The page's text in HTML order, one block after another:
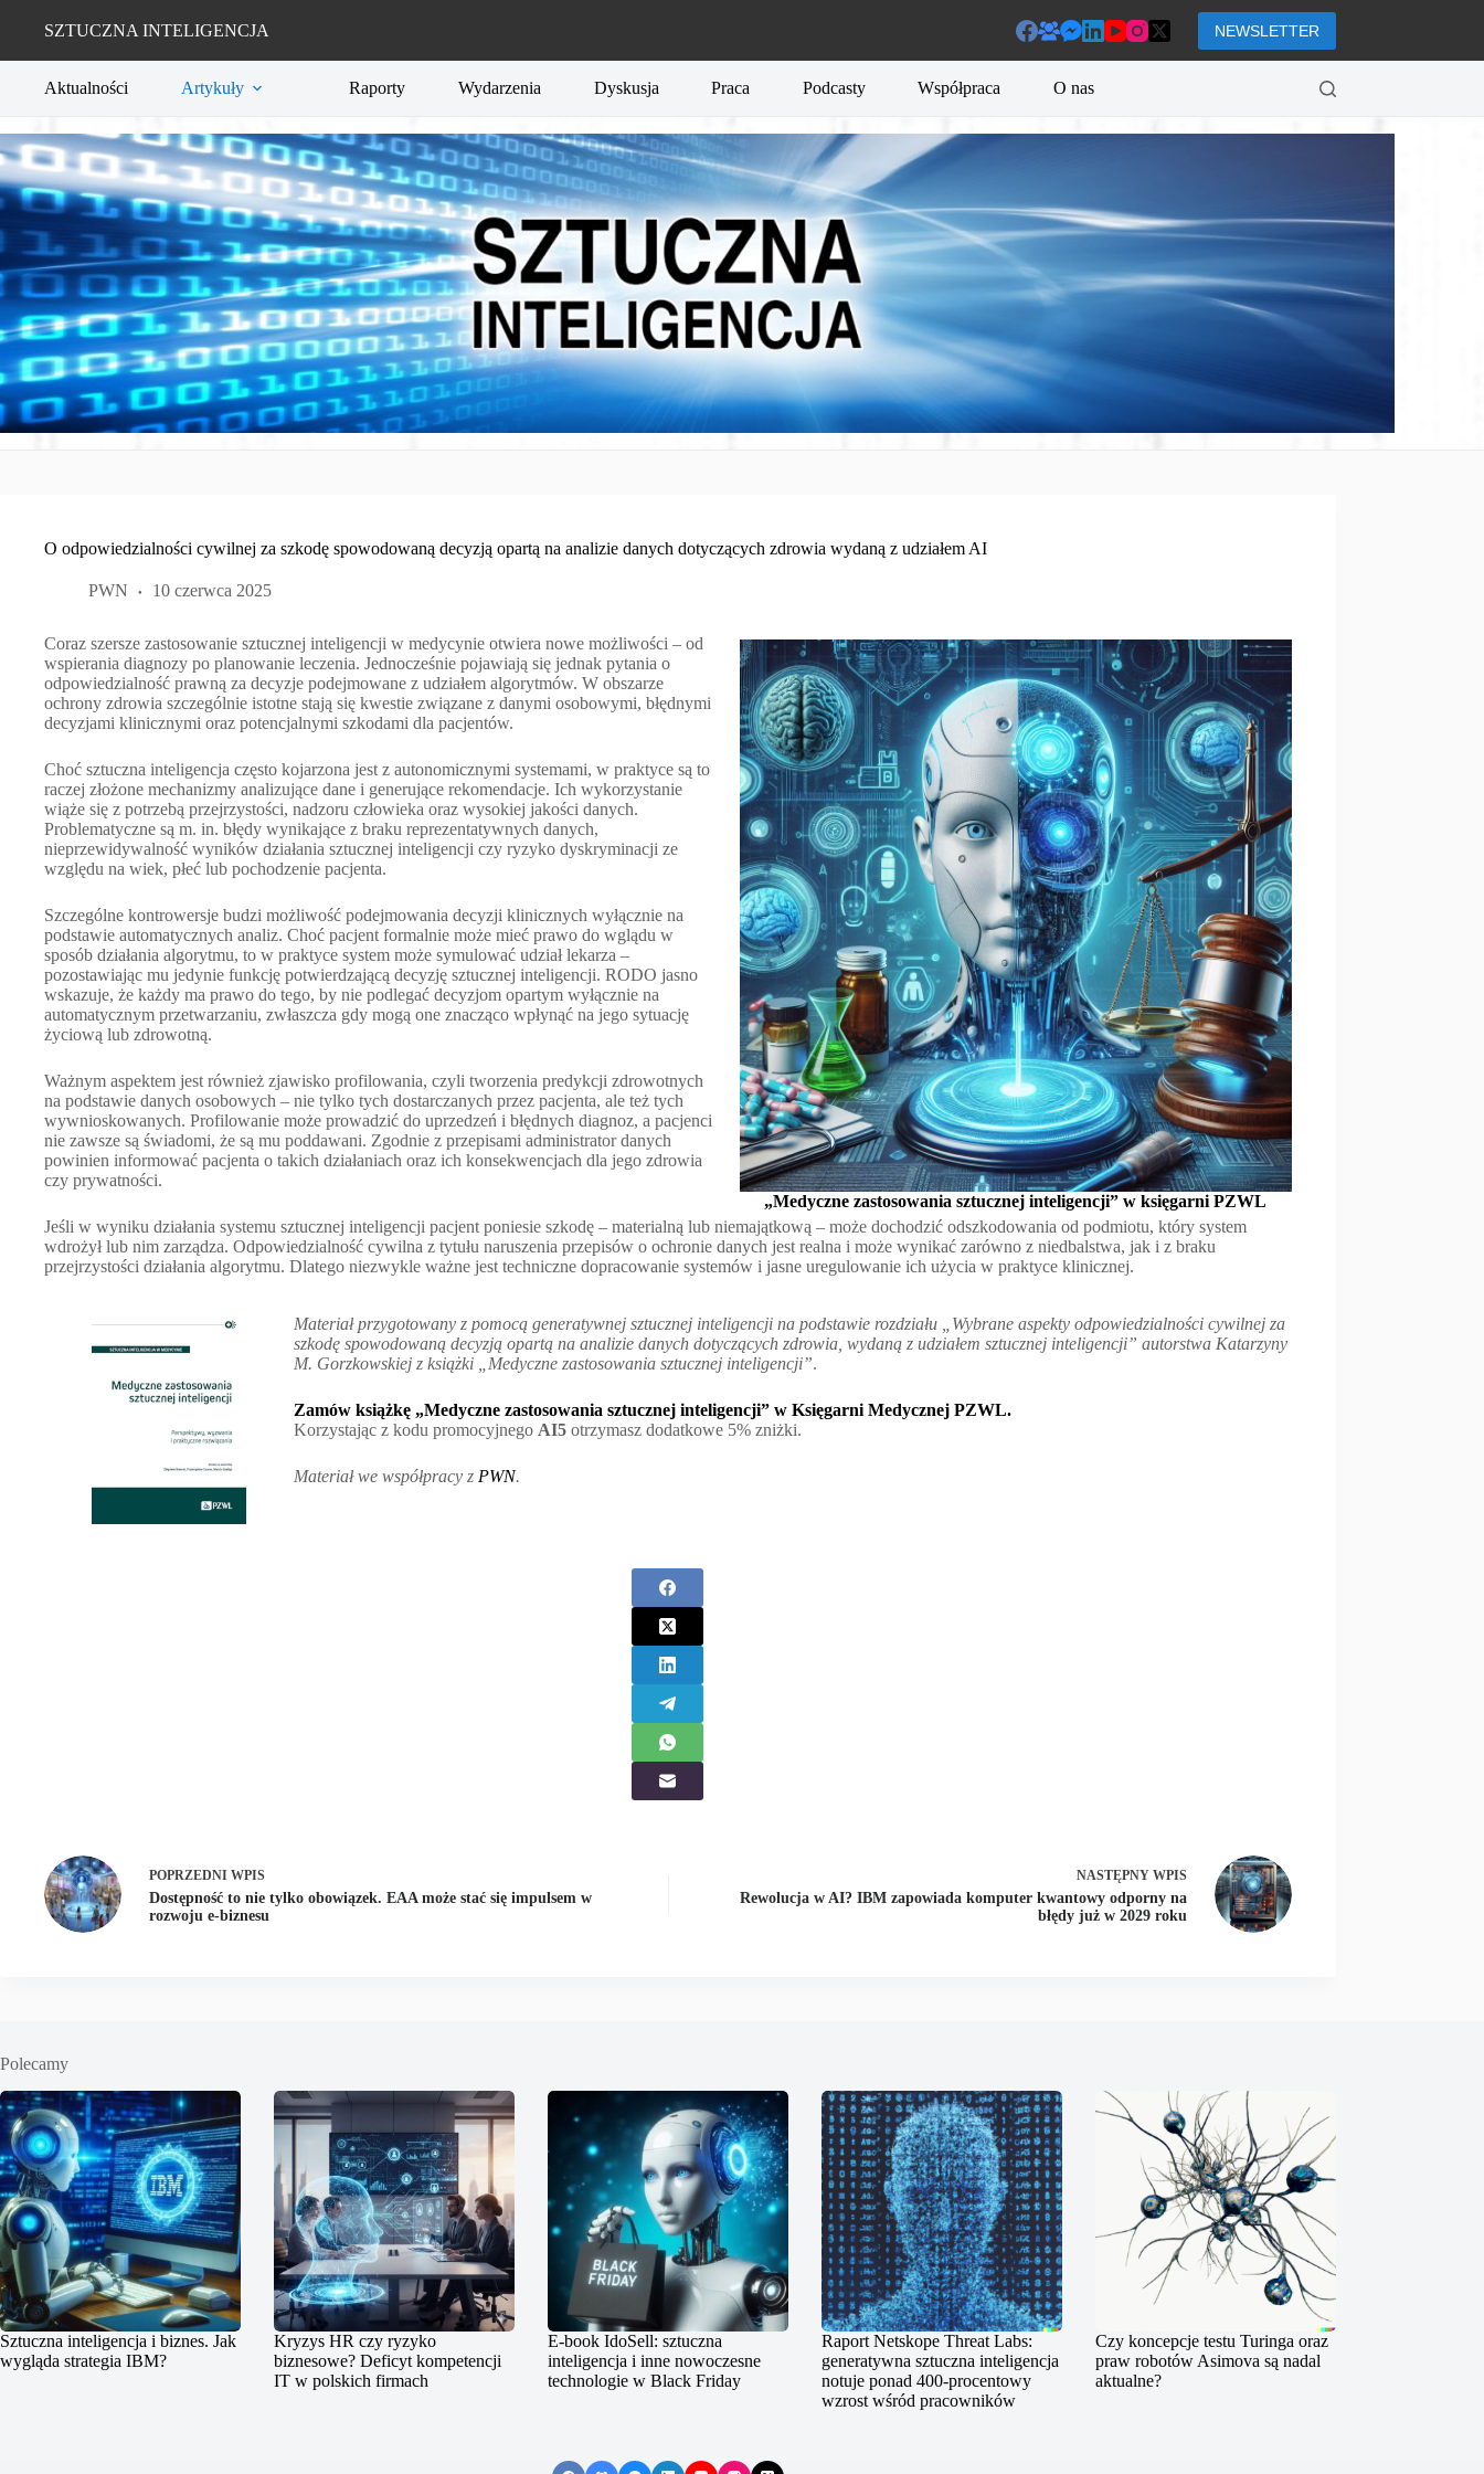
SZTUCZNA INTELIGENCJA NEWSLETTER
Aktualności Artykuły Raporty Wydarzenia Dyskusja Praca Podcasty Współpraca O nas
O odpowiedzialności cywilnej za szkodę spowodowaną decyzją opartą na analizie danych dotyczących zdrowia wydaną z udziałem AI
PWN 10 czerwca 2025
„Medyczne zastosowania sztucznej inteligencji” w księgarni PZWL
Coraz szersze zastosowanie sztucznej inteligencji w medycynie otwiera nowe możliwości – od
wspierania diagnozy po planowanie leczenia. Jednocześnie pojawiają się jednak pytania o
odpowiedzialność prawną za decyzje podejmowane z udziałem algorytmów. W obszarze
ochrony zdrowia szczególnie istotne stają się kwestie związane z danymi osobowymi, błędnymi
decyzjami klinicznymi oraz potencjalnymi szkodami dla pacjentów.
Choć sztuczna inteligencja często kojarzona jest z autonomicznymi systemami, w praktyce są to
raczej złożone mechanizmy analizujące dane i generujące rekomendacje. Ich wykorzystanie
wiąże się z potrzebą przejrzystości, nadzoru człowieka oraz wysokiej jakości danych.
Problematyczne są m. in. błędy wynikające z braku reprezentatywnych danych,
nieprzewidywalność wyników działania sztucznej inteligencji czy ryzyko dyskryminacji ze
względu na wiek, płeć lub pochodzenie pacjenta.
Szczególne kontrowersje budzi możliwość podejmowania decyzji klinicznych wyłącznie na
podstawie automatycznych analiz. Choć pacjent formalnie może mieć prawo do wglądu w
sposób działania algorytmu, to w praktyce system może symulować udział lekarza –
pozostawiając mu jedynie funkcję potwierdzającą decyzję sztucznej inteligencji. RODO jasno
wskazuje, że każdy ma prawo do tego, by nie podlegać decyzjom opartym wyłącznie na
automatycznym przetwarzaniu, zwłaszcza gdy mogą one znacząco wpłynąć na jego sytuację
życiową lub zdrowotną.
Ważnym aspektem jest również zjawisko profilowania, czyli tworzenia predykcji zdrowotnych
na podstawie danych osobowych – nie tylko tych dostarczanych przez pacjenta, ale też tych
wywnioskowanych. Profilowanie może prowadzić do uprzedzeń i błędnych diagnoz, a pacjenci
nie zawsze są świadomi, że są mu poddawani. Zgodnie z przepisami administrator danych
powinien informować pacjenta o takich działaniach oraz ich konsekwencjach dla jego zdrowia
czy prywatności.
Jeśli w wyniku działania systemu sztucznej inteligencji pacjent poniesie szkodę – materialną lub niemajątkową – może dochodzić odszkodowania od podmiotu, który system
wdrożył lub nim zarządza. Odpowiedzialność cywilna z tytułu naruszenia przepisów o ochronie danych jest realna i może wynikać zarówno z niedbalstwa, jak i z braku
przejrzystości działania algorytmu. Dlatego niezwykle ważne jest techniczne dopracowanie systemów i jasne uregulowanie ich użycia w praktyce klinicznej.
Materiał przygotowany z pomocą generatywnej sztucznej inteligencji na podstawie rozdziału „Wybrane aspekty odpowiedzialności cywilnej za
szkodę spowodowaną decyzją opartą na analizie danych dotyczących zdrowia, wydaną z udziałem sztucznej inteligencji” autorstwa Katarzyny
M. Gorzkowskiej z książki „Medyczne zastosowania sztucznej inteligencji”.
Zamów książkę „Medyczne zastosowania sztucznej inteligencji” w Księgarni Medycznej PZWL.
Korzystając z kodu promocyjnego AI5otrzymasz dodatkowe 5% zniżki.
Materiał we współpracy z PWN.
POPRZEDNI WPIS
Dostępność to nie tylko obowiązek. EAA może stać się impulsem w
rozwoju e-biznesu
NASTĘPNY WPIS
Rewolucja w AI? IBM zapowiada komputer kwantowy odporny na
błędy już w 2029 roku
Polecamy
Sztuczna inteligencja i biznes. Jak
wygląda strategia IBM?
Kryzys HR czy ryzyko
biznesowe? Deficyt kompetencji
IT w polskich firmach
E-book IdoSell: sztuczna
inteligencja i inne nowoczesne
technologie w Black Friday
Raport Netskope Threat Labs:
generatywna sztuczna inteligencja
notuje ponad 400-procentowy
wzrost wśród pracowników
Czy koncepcje testu Turinga oraz
praw robotów Asimova są nadal
aktualne?